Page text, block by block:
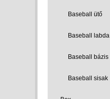
Baseball ütő
Baseball labda
Baseball bázis
Baseball sisak